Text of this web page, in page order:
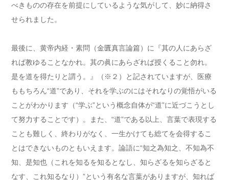
べきものの存在を前提にしているような気がして、妙に納得さ
せられました。
最後に、黄帝内経・素問（金匱真言論篇）に『其の人にあらざ
れば教ゆることなかれ。其の眞にあらざれば授くること勿れ。
是を道を得たりと謂う。』（※２）と記されていますが、医療
ももちろん“道”であり、それを学ぶのにはそれなりの覚悟がいる
ことがわかります（“学ぶ”という概念自体が“道”に近づこうとし
て努力することです）。また、“道”である以上、言葉で表現する
ことも難しく、終わりがなく、一生かけても総てを会得するこ
とはできないものともいえます。論語に“知之為知之、不知為不
知、是知也（これを知るを知るとなし、知らざるを知らざると
なす、これ知るなり）”という有名な言葉がありますが、知れば